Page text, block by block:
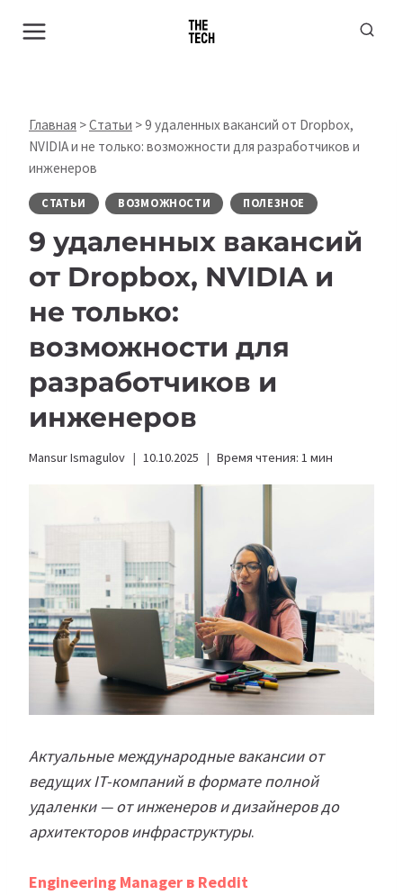
Главная >Статьи >9 удаленных вакансий от Dropbox,
NVIDIA и не только: возможности для разработчиков и
инженеров
СТАТЬИ ВОЗМОЖНОСТИ ПОЛЕЗНОЕ
9 удаленных вакансий
от Dropbox, NVIDIA и
не только:
возможности для
разработчиков и
инженеров
Mansur Ismagulov 10.10.2025 Время чтения: 1 мин
Актуальные международные вакансии от
ведущих IT-компаний в формате полной
удаленки — от инженеров и дизайнеров до
архитекторов инфраструктуры.
Engineering Manager в Reddit